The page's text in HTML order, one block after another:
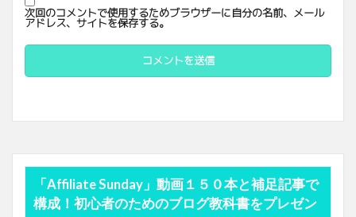
次回のコメントで使用するためブラウザーに自分の名前、メール
アドレス、サイトを保存する。
「Affiliate Sunday」動画１５０本と補足記事で
構成！初心者のためのブログ教科書をプレゼン